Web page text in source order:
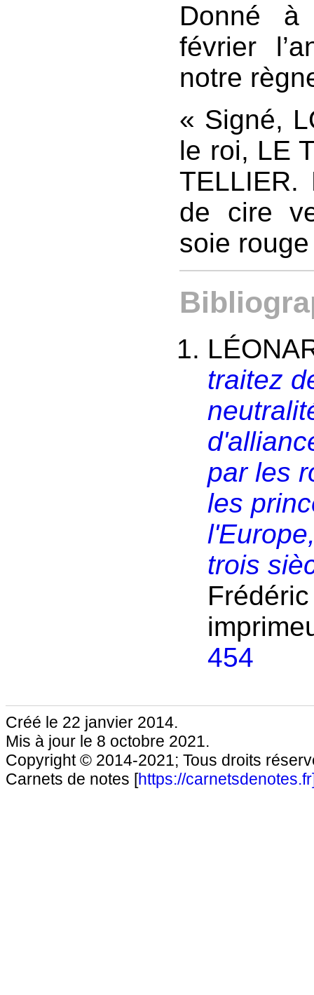
Donné
février
notre
« Signé,
le roi, LE
de cire
soie
traitez
par les
les
trois
454
Créé le 22 janvier 2014.
Mis à jour le 8 octobre 2021.
Copyright © 2014-2021; Tous droits
Carnets de notes [https://